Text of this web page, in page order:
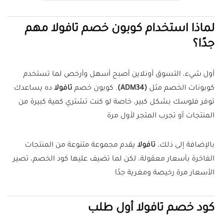
لماذا استخدام كوبون خصم تافولا مهم
جدًا؟
أول شيء، التسوق أونلاين أصبح أسهل وأرخص لما تستخدم
كوبونات الخصم مثل (ADM34) . كوبون خصم تافولا ده يساعدك
توفر فلوسك بشكل كبير، خاصة لو كنت تشتري كمية كبيرة من
المنتجات أو تجرب المتجر لأول مرة
بالإضافة إلى ذلك، تافولا يقدم مجموعة متنوعة من المنتجات
الفاخرة بأسعار معقولة، لكن لما تضيف عليها كود الخصم، تصير
الأسعار مرة رخيصة ومغرية جدًا
كود خصم تافولا أول طلب